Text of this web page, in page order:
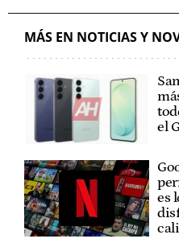
MÁS EN NOTICIAS Y
el
es